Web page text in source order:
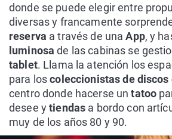
donde se puede elegir entre
diversas y francamente
reserva a través de unaApp, y
luminosa de las cabinas se
tablet. Llama la atención los
para loscoleccionistas de discos
centro donde hacerse untatoo
desee ytiendas a bordo con
muy de los años 80 y 90.